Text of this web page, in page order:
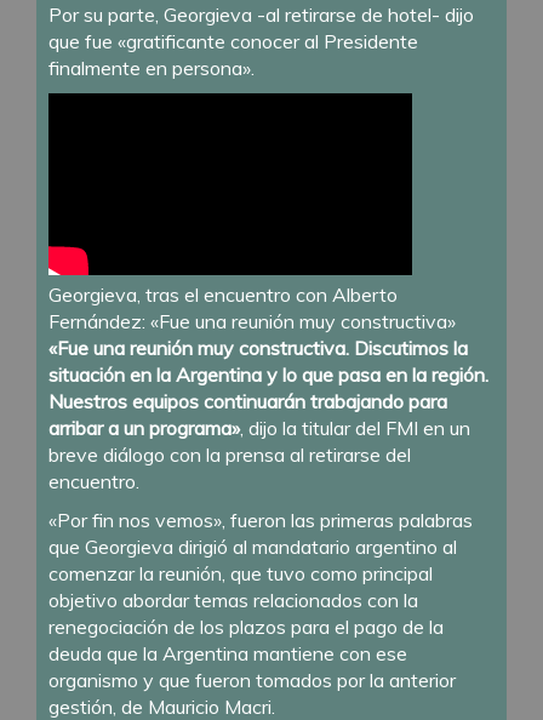
Por su parte, Georgieva -al retirarse de hotel- dijo
que fue «gratificante conocer al Presidente
finalmente en persona».
Georgieva, tras el encuentro con Alberto
Fernández: «Fue una reunión muy constructiva»
«Fue una reunión muy constructiva. Discutimos la
situación en la Argentina y lo que pasa en la región.
Nuestros equipos continuarán trabajando para
arribar a un programa», dijo la titular del FMI en un
breve diálogo con la prensa al retirarse del
encuentro.
«Por fin nos vemos», fueron las primeras palabras
que Georgieva dirigió al mandatario argentino al
comenzar la reunión, que tuvo como principal
objetivo abordar temas relacionados con la
renegociación de los plazos para el pago de la
deuda que la Argentina mantiene con ese
organismo y que fueron tomados por la anterior
gestión, de Mauricio Macri.